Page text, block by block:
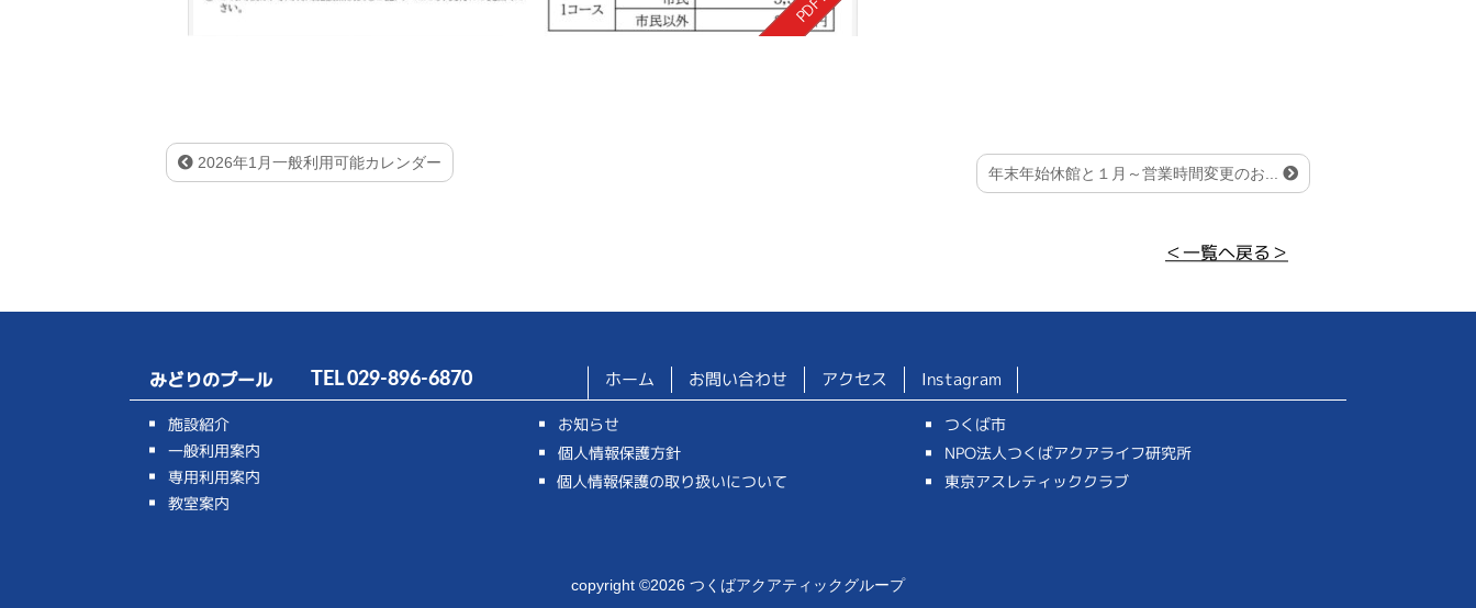
2026年1月一般利用可能カレンダー
年末年始休館と１月～営業時間変更のお...
＜一覧へ戻る＞
みどりのプール TEL029-896-6870 ホーム お問い合わせ アクセス Instagram
施設紹介
一般利用案内
専用利用案内
教室案内
お知らせ
個人情報保護方針
個人情報保護の取り扱いについて
つくば市
NPO法人つくばアクアライフ研究所
東京アスレティッククラブ
copyright ©2026 つくばアクアティックグループ